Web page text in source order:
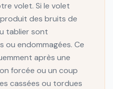
volet. Si le volet
des bruits de
tablier sont
ou endommagées. Ce
après une
forcée ou un coup
cassées ou tordues